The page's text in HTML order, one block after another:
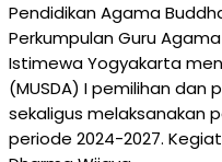
Pendidikan Agama
Perkumpulan Guru
Istimewa Yogyakarta
(MUSDA) I pemilihan dan
sekaligus melaksanakan
periode 2024-2027.